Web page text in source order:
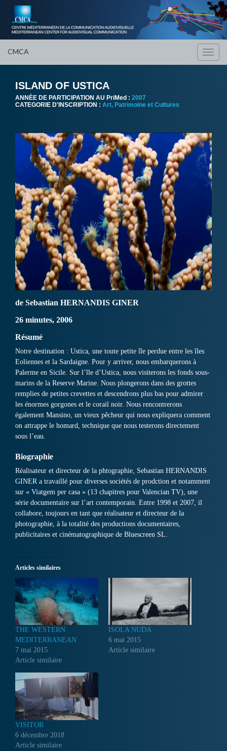
CMCA
ISLAND OF USTICA
ANNÈE DE PARTICIPATION AU PriMed : 2007
CATEGORIE D'INSCRIPTION : Art, Patrimoine et Cultures
de Sebastian HERNANDIS GINER
26 minutes, 2006
Résumé
Notre destination : Ustica, une toute petite île perdue entre les îles
Eoliennes et la Sardaigne. Pour y arriver, nous embarquerons à
Palerme en Sicile. Sur l’île d’Ustica, nous visiterons les fonds sous-
marins de la Reserve Marine. Nous plongerons dans des grottes
remplies de petites crevettes et descendrons plus bas pour admirer
les énormes gorgones et le corail noir. Nous rencontrerons
également Mansino, un vieux pêcheur qui nous expliquera comment
on attrappe le homard, technique que nous testerons directement
sous l’eau.
Biographie
Réalisateur et directeur de la phtographie, Sebastian HERNANDIS
GINER a travaillé pour diverses sociétés de prodction et notamment
sur « Viatgem per casa » (13 chapitres pour Valencian TV), une
série documentaire sur l’art contemporain. Entre 1998 et 2007, il
collabore, toujours en tant que réalisateur et directeur de la
photographie, à la totalité des productions documentaires,
publicitaires et cinématographique de Bluescreen SL.
Articles similaires
THE WESTERN
MEDITERRANEAN
7 mai 2015
Article similaire
ISOLA NUDA
6 mai 2015
Article similaire
VISITOR
6 décembre 2018
Article similaire